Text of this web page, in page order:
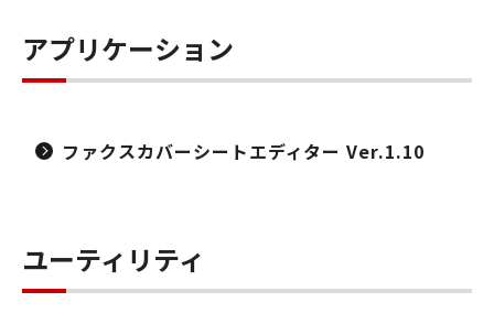
アプリケーション
ファクスカバーシートエディター Ver.1.10
ユーティリティ